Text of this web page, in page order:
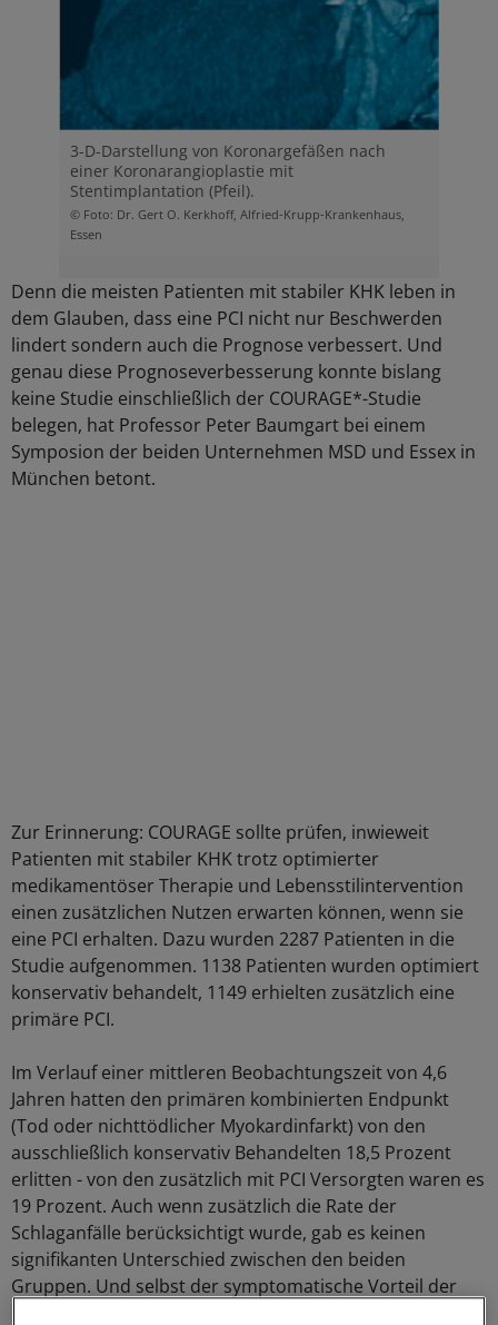
3-D-Darstellung von Koronargefäßen nach
einer Koronarangioplastie mit
Stentimplantation (Pfeil).
© Foto: Dr. Gert O. Kerkhoff, Alfried-Krupp-Krankenhaus,
Essen
Denn die meisten Patienten mit stabiler KHK leben in
dem Glauben, dass eine PCI nicht nur Beschwerden
lindert sondern auch die Prognose verbessert. Und
genau diese Prognoseverbesserung konnte bislang
keine Studie einschließlich der COURAGE*-Studie
belegen, hat Professor Peter Baumgart bei einem
Symposion der beiden Unternehmen MSD und Essex in
München betont.
Zur Erinnerung: COURAGE sollte prüfen, inwieweit
Patienten mit stabiler KHK trotz optimierter
medikamentöser Therapie und Lebensstilintervention
einen zusätzlichen Nutzen erwarten können, wenn sie
eine PCI erhalten. Dazu wurden 2287 Patienten in die
Studie aufgenommen. 1138 Patienten wurden optimiert
konservativ behandelt, 1149 erhielten zusätzlich eine
primäre PCI.
Im Verlauf einer mittleren Beobachtungszeit von 4,6
Jahren hatten den primären kombinierten Endpunkt
(Tod oder nichttödlicher Myokardinfarkt) von den
ausschließlich konservativ Behandelten 18,5 Prozent
erlitten - von den zusätzlich mit PCI Versorgten waren es
19 Prozent. Auch wenn zusätzlich die Rate der
Schlaganfälle berücksichtigt wurde, gab es keinen
signifikanten Unterschied zwischen den beiden
Gruppen. Und selbst der symptomatische Vorteil der